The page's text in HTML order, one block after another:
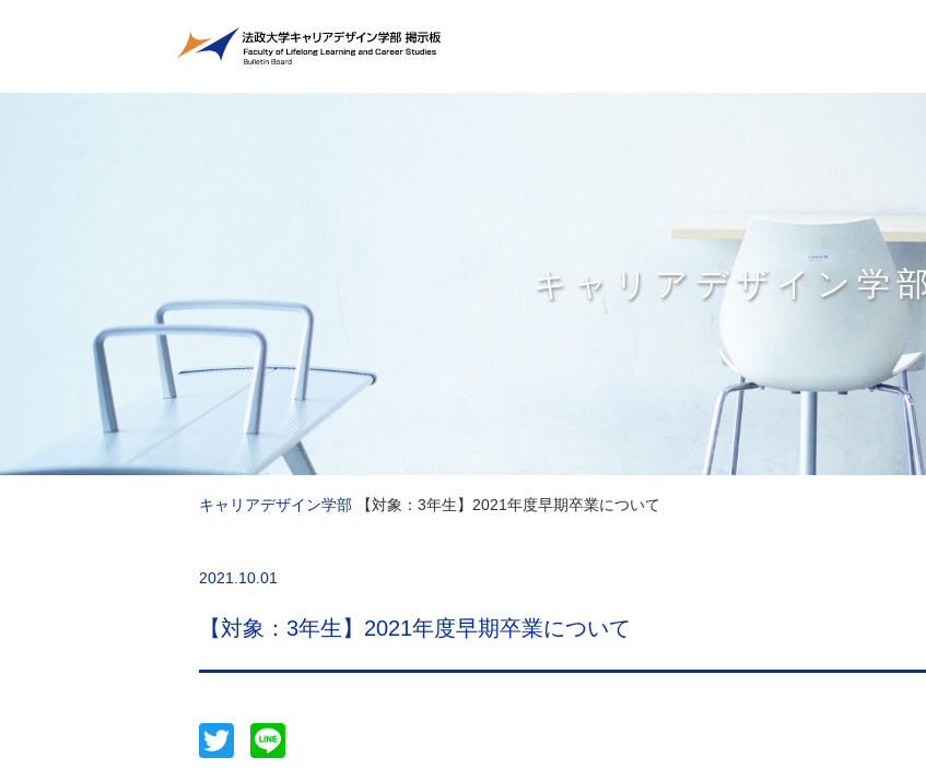
キャリアデザイン学部
キャリアデザイン学部 【対象：3年生】2021年度早期卒業について
2021.10.01
【対象：3年生】2021年度早期卒業について
Twitter